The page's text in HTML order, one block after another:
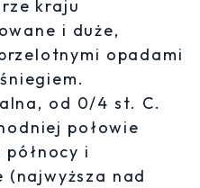
kraju
i duże,
opadami
od 0/4 st. C.
połowie
i
(najwyższa nad